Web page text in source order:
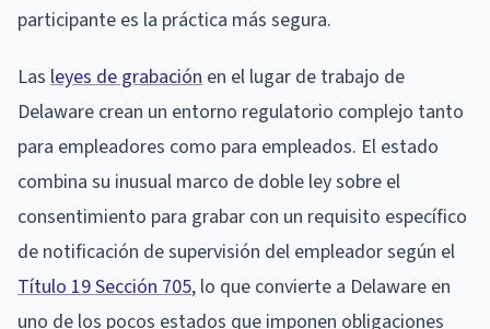
participante es la práctica más segura.
Las leyes de grabación en el lugar de trabajo de
Delaware crean un entorno regulatorio complejo tanto
para empleadores como para empleados. El estado
combina su inusual marco de doble ley sobre el
consentimiento para grabar con un requisito específico
de notificación de supervisión del empleador según el
Título 19 Sección 705, lo que convierte a Delaware en
uno de los pocos estados que imponen obligaciones